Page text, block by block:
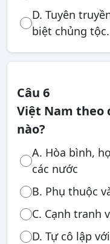
D. Tuyên
biệt chủng tộc.
Câu 6
Việt Nam theo
nào?
A. Hòa bình,
các nước
B. Phụ thuộc
C. Cạnh tranh
D. Tự cô lập